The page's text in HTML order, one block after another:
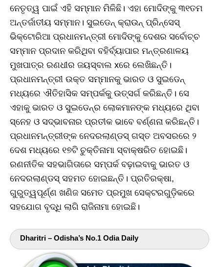
ନେତୃତ୍ୱ ପାଇଁ ଏହି ସମ୍ମାନ ମିଳିଛି। ଏହା ମୋଦିଙ୍କୁ ୩୧ତମ
ଅନ୍ତର୍ଜାତୀୟ ସମ୍ମାନ। ସୁଇଡେନ୍‌ କ୍ରାଉନ୍‌ ପ୍ରିନ୍ସେସ୍‌
ଭିକ୍ଟୋରିଆ ପ୍ରଧାନମନ୍ତ୍ରୀ ମୋଦିଙ୍କୁ ଦେଶର ସର୍ବୋଚ୍ଚ
ସମ୍ମାନ ପ୍ରଦାନ କରିଥିବା ବହିର୍ବ୍ୟାପାର ମନ୍ତ୍ରଣାଳୟ
ମୁଖପାତ୍ର ରଣଧୀର ଜୟସ୍ବାଲ xରେ ଲେଖିଛନ୍ତି।
ପ୍ରଧାନମନ୍ତ୍ରୀ ଉକ୍ତ ସମ୍ମାନକୁ ଭାରତ ଓ ସୁଇଡେନ୍‌
ମଧ୍ୟରେ ଐତିହାସିକ ସମ୍ପର୍କକୁ ଉତ୍ସର୍ଗ କରିଛନ୍ତି। ସେ
ଏହାକୁ ଭାରତ ଓ ସୁଇଡେନ୍‌ର ଲୋକମାନଙ୍କ ମଧ୍ୟରେ ଥିବା
ସ୍ନେହ ଓ ସଦ୍‌ଭାବନାର ପ୍ରତୀକ ଭାବେ ବର୍ଣ୍ଣନା କରିଛନ୍ତି।
ପ୍ରଧାନମନ୍ତ୍ରୀଙ୍କ ନେଦରଲାଣ୍ଡସ୍‌ ଗସ୍ତ ଅବସରରେ ୨
ଦେଶ ମଧ୍ୟରେ ୧୭ଟି ଚୁକ୍ତିନାମା ସ୍ବାକ୍ଷରିତ ହୋଇଛି।
ରଣନୀତିକ ସହଭାଗିତାରେ ସମ୍ପର୍କ ବଢ଼ାଇବାକୁ ଭାରତ ଓ
ନେଦରଲାଣ୍ଡସ୍‌ ସହମତ ହୋଇଛନ୍ତି। ପ୍ରତିରକ୍ଷା,
ଗୁରୁତ୍ୱପୂର୍ଣ୍ଣ ଖଣିଜ ସମେତ ପ୍ରମୁଖ ସେକ୍ଟରଗୁଡ଼ିକରେ
ସହଯୋଗ ବୃଦ୍ଧି ଲାଗି ରାଜିନାମା ହୋଇଛି।
Dharitri – Odisha’s No.1 Odia Daily